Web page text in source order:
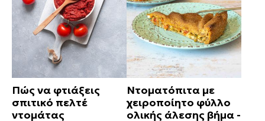
Πώς να φτιάξεις
σπιτικό πελτέ
ντομάτας
Ντοματόπιτα με
χειροποίητο φύλλο
ολικής άλεσης βήμα -